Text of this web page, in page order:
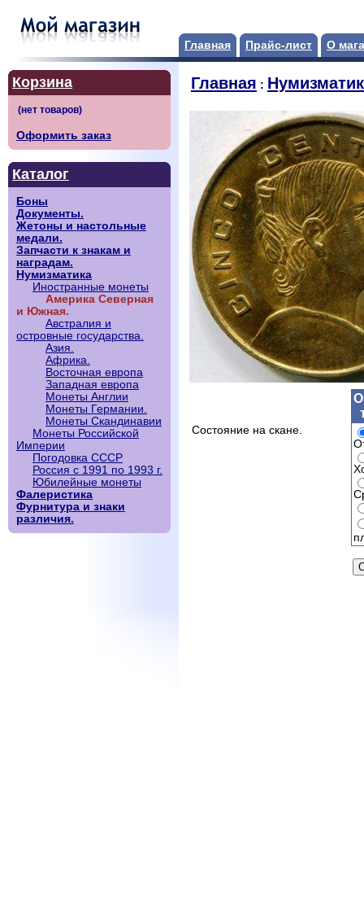
Главная Прайс-лист О
Корзина
Оформить заказ
Каталог
Боны
Документы.
Жетоны и настольные
медали.
Запчасти к знакам и
наградам.
Нумизматика
Иностранные монеты
Америка Северная
и Южная.
Австралия и
островные государства.
Азия.
Африка.
Восточная европа
Западная европа
Монеты Англии
Монеты Германии.
Монеты Скандинавии
Монеты Российской
Империи
Погодовка СССР
Россия с 1991 по 1993 г.
Юбилейные монеты
Фалеристика
Фурнитура и знаки
различия.
Главная :
Состояние на скане.